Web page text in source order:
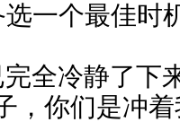
一个最佳时
全冷静了下
，你们是冲